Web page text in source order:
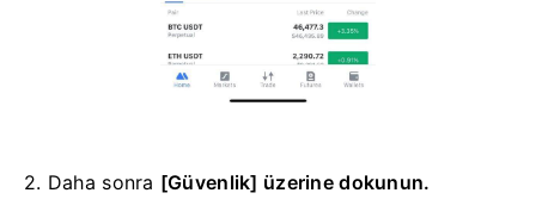
2. Daha sonra [Güvenlik] üzerine dokunun.